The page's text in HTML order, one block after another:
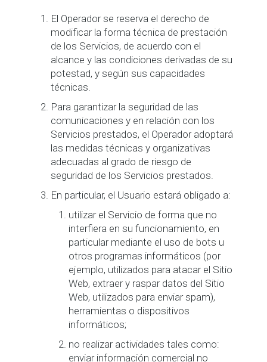
El Operador se reserva el derecho de
modificar la forma técnica de prestación
de los Servicios, de acuerdo con el
alcance y las condiciones derivadas de su
potestad, y según sus capacidades
técnicas.
Para garantizar la seguridad de las
comunicaciones y en relación con los
Servicios prestados, el Operador adoptará
las medidas técnicas y organizativas
adecuadas al grado de riesgo de
seguridad de los Servicios prestados.
En particular, el Usuario estará obligado a:
utilizar el Servicio de forma que no
interfiera en su funcionamiento, en
particular mediante el uso de bots u
otros programas informáticos (por
ejemplo, utilizados para atacar el Sitio
Web, extraer y raspar datos del Sitio
Web, utilizados para enviar spam),
herramientas o dispositivos
informáticos;
no realizar actividades tales como:
enviar información comercial no